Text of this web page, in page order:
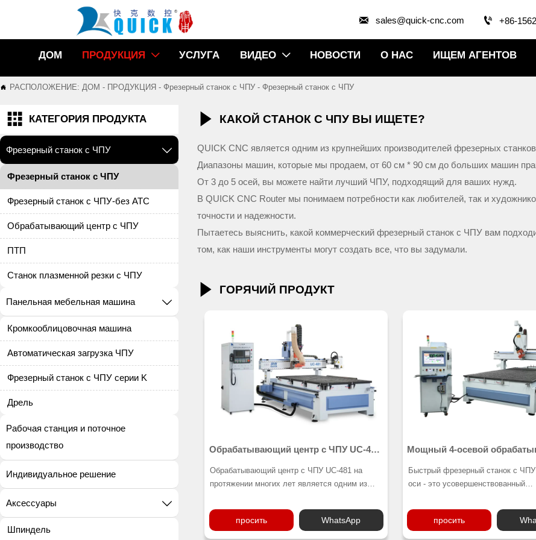
 sales@quick-cnc.com  +86-
ДОМ ПРОДУКЦИЯ  УСЛУГА ВИДЕО  НОВОСТИ О НАС ИЩЕМ АГЕНТОВ
 РАСПОЛОЖЕНИЕ: ДОМ - ПРОДУКЦИЯ - Фрезерный станок с ЧПУ- Фрезерный станок с ЧПУ
 КАТЕГОРИЯ ПРОДУКТА
Фрезерный станок с ЧПУ 
Фрезерный станок с ЧПУ
Фрезерный станок с ЧПУ-без ATC
Обрабатывающий центр с ЧПУ
ПТП
Станок плазменной резки с ЧПУ
Панельная мебельная машина 
Кромкооблицовочная машина
Автоматическая загрузка ЧПУ
Фрезерный станок с ЧПУ серии K
Дрель
Рабочая станция и поточное
производство
Индивидуальное решение
Аксессуары 
Шпиндель
 КАКОЙ СТАНОК С ЧПУ ВЫ ИЩЕТЕ?
QUICK CNC является одним из крупнейших производителей фрезерных
Диапазоны машин, которые мы продаем, от 60 см * 90 см до больших машин
От 3 до 5 осей, вы можете найти лучший ЧПУ, подходящий для ваших нужд.
В QUICK CNC Router мы понимаем потребности как любителей, так и
точности и надежности.
Пытаетесь выяснить, какой коммерческий фрезерный станок с ЧПУ вам
том, как наши инструменты могут создать все, что вы задумали.
 ГОРЯЧИЙ ПРОДУКТ
Обрабатывающий центр с ЧПУ UC-481
Обрабатывающий центр с ЧПУ UC-481 на
протяжении многих лет является одним из
Это сверхмощный станок с
принадлежностями из Тайваня, Германии и
просить WhatsApp
Мощный 4-осевой
Быстрый фрезерный станок с
оси - это усовершенствованный
прочными рамами. Шпиндель
вращаться на 180 градусов. Это
просить